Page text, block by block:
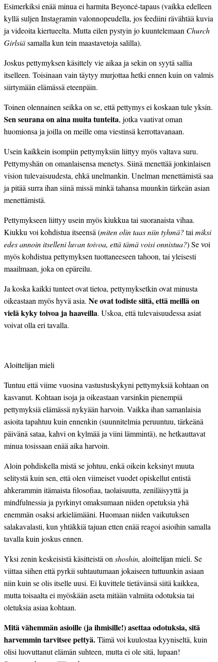
Esimerkiksi enää minua ei harmita Beyoncé-tapaus (vaikka edelleen
kyllä suljen Instagramin valonnopeudella, jos feediini rävähtää kuvia
ja videoita kiertueelta. Mutta eilen pystyin jo kuuntelemaan Church
Girlsiäsamalla kun tein maastavetoja salilla).
Joskus pettymyksen käsittely vie aikaa ja sekin on syytä sallia
itselleen. Toisinaan vain täytyy murjottaa hetki ennen kuin on valmis
siirtymään elämässä eteenpäin.
Toinen olennainen seikka on se, että pettymys ei koskaan tule yksin.
Sen seurana on aina muita tunteita, jotka vaativat oman
huomionsa ja joilla on meille oma viestinsä kerrottavanaan.
Usein kaikkein isompiin pettymyksiin liittyy myös valtava suru.
Pettymyshän on omanlaisensa menetys. Siinä menettää jonkinlaisen
vision tulevaisuudesta, ehkä unelmankin. Unelman menettämistä saa
ja pitää surra ihan siinä missä minkä tahansa muunkin tärkeän asian
menettämistä.
Pettymykseen liittyy usein myös kiukkua tai suoranaista vihaa.
Kiukku voi kohdistua itseensä (miten olin taas niin tyhmä?tai miksi
edes annoin itselleni luvan toivoa, että tämä voisi onnistua?) Se voi
myös kohdistua pettymyksen tuottaneeseen tahoon, tai yleisesti
maailmaan, joka on epäreilu.
Ja koska kaikki tunteet ovat tietoa, pettymyksetkin ovat minusta
oikeastaan myös hyvä asia. Ne ovat todiste siitä, että meillä on
vielä kyky toivoa ja haaveilla. Uskoa, että tulevaisuudessa asiat
voivat olla eri tavalla.
Aloittelijan mieli
Tuntuu että viime vuosina vastustuskykyni pettymyksiä kohtaan on
kasvanut. Kohtaan isoja ja oikeastaan varsinkin pienempiä
pettymyksiä elämässä nykyään harvoin. Vaikka ihan samanlaisia
asioita tapahtuu kuin ennenkin (suunnitelmia peruuntuu, tärkeänä
päivänä sataa, kahvi on kylmää ja viini lämmintä), ne hetkauttavat
minua tosissaan enää aika harvoin.
Aloin pohdiskella mistä se johtuu, enkä oikein keksinyt muuta
selitystä kuin sen, että olen viimeiset vuodet opiskellut entistä
ahkerammin itämaista filosofiaa, taolaisuutta, zeniläisyyttä ja
mindfulnessia ja pyrkinyt omaksumaan niiden opetuksia yhä
enemmän osaksi arkielämääni. Huomaan niiden vaikutuksen
salakavalasti, kun yhtäkkiä tajuan etten enää reagoi asioihin samalla
tavalla kuin joskus ennen.
Yksi zenin keskeisistä käsitteistä on shoshin, aloittelijan mieli. Se
viittaa siihen että pyrkii suhtautumaan jokaiseen tuttuunkin asiaan
niin kuin se olis itselle uusi. Ei kuvittele tietävänsä siitä kaikkea,
mutta toisaalta ei myöskään aseta mitään valmiita odotuksia tai
oletuksia asiaa kohtaan.
Mitä vähemmän asioille (ja ihmisille!) asettaa odotuksia, sitä
harvemmin tarvitsee pettyä.Tämä voi kuulostaa kyyniseltä, kuin
olisi luovuttanut elämän suhteen, mutta ei ole sitä, lupaan!